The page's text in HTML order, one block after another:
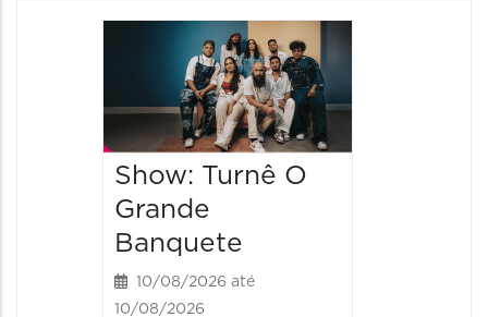
Show: Turnê O
Grande
Banquete
10/08/2026 até
10/08/2026